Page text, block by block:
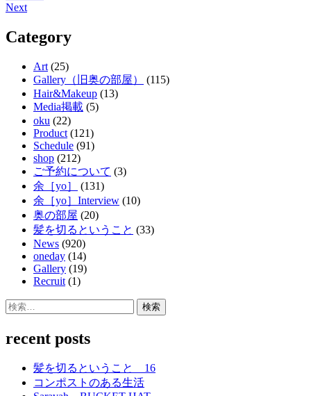
navigation
Next
Category
Art (25)
Gallery（旧奥の部屋）
(115)
Hair&Makeup (13)
Media掲載 (5)
oku (22)
Product (121)
Schedule (91)
shop (212)
ご予約について (3)
余［yo］
(131)
余［yo］Interview (10)
奥の部屋 (20)
髪を切るということ (33)
News (920)
oneday (14)
Gallery (19)
Recruit (1)
検
recent posts
髪を切るということ 16
コンポストのある生活